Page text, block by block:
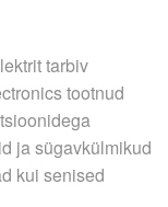
tarbiv
tootnud
ja sügavkülmikud
kui senised